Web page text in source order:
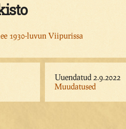
1930-luvun Viipurissa
Uuendatud 2.9.2022
Muudatused